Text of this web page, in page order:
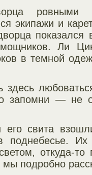
ровными
экипажи и
показался
Ли
в темной
запомни — не
его свита
поднебесье.
откуда-
подробно